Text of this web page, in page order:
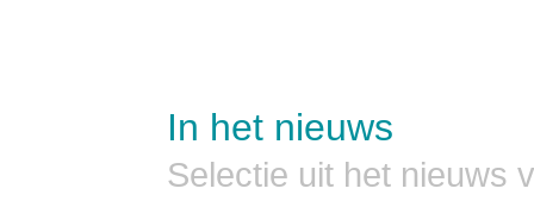
In het nieuws
Selectie uit het nieuws